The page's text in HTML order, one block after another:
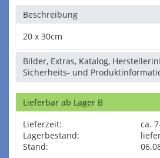
Beschreibung
20 x 30cm
Bilder, Extras, Katalog,
Sicherheits- und
Lieferbar ab Lager B
Lieferzeit:
ca.
Lagerbestand:
Stand: